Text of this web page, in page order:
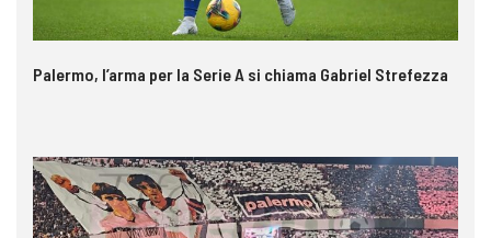
Palermo, l’arma per la Serie A si chiama Gabriel Strefezza